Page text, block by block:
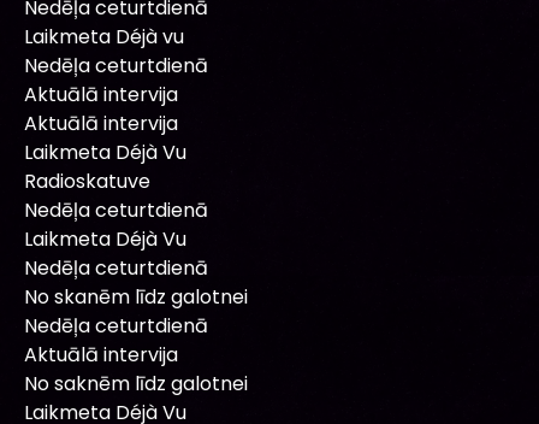
Nedēļa ceturtdienā
Laikmeta Déjà vu
Nedēļa ceturtdienā
Aktuālā intervija
Aktuālā intervija
Laikmeta Déjà Vu
Radioskatuve
Nedēļa ceturtdienā
Laikmeta Déjà Vu
Nedēļa ceturtdienā
No skanēm līdz galotnei
Nedēļa ceturtdienā
Aktuālā intervija
No saknēm līdz galotnei
Laikmeta Déjà Vu